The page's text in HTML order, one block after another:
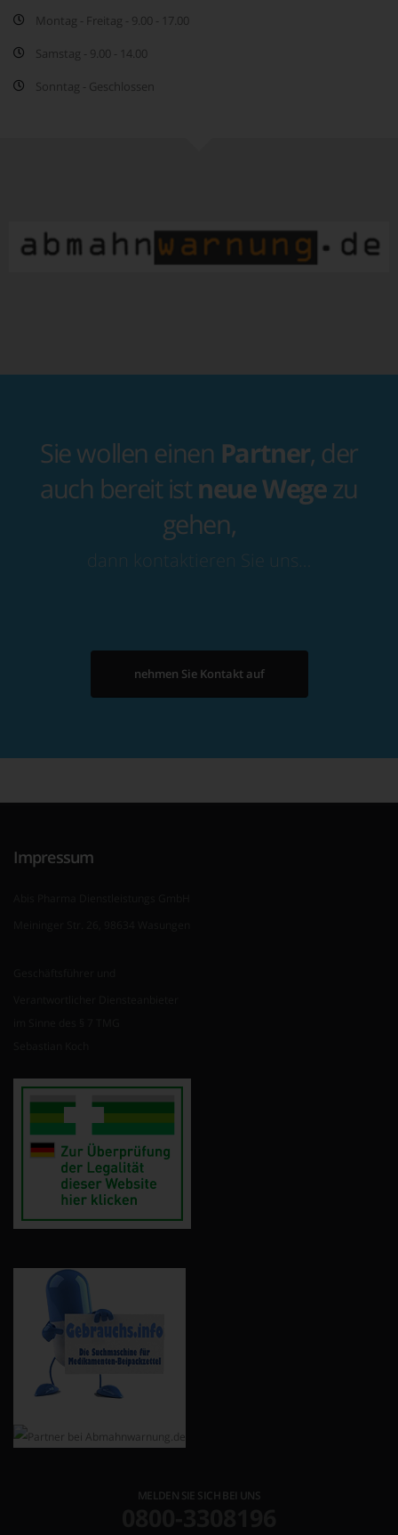
Montag - Freitag - 9.00 - 17.00
Samstag - 9.00 - 14.00
Sonntag - Geschlossen
Sie wollen einen Partner, der
auch bereit ist neue Wegezu
gehen,
dann kontaktieren Sie uns…
nehmen Sie Kontakt auf
Impressum
MELDEN SIE SICH BEI UNS